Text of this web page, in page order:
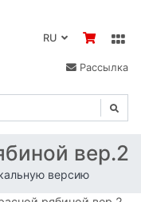
Рассылка
вер.2
версию